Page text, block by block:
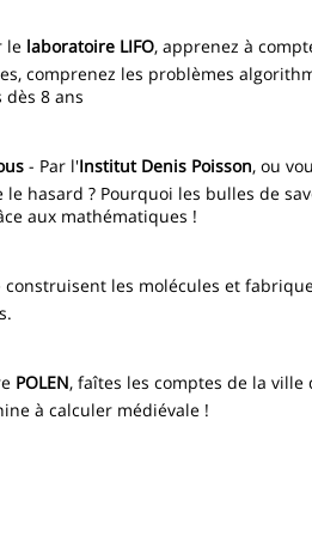
le laboratoire LIFO, apprenez à
comprenez les problèmes
8 ans
- Par l'Institut Denis Poisson, ou
hasard ? Pourquoi les bulles de
aux mathématiques !
construisent les molécules et
POLEN, faîtes les comptes de la ville
à calculer médiévale !